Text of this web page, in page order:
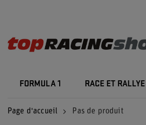
FORMULA 1 RACE ET RALLYE
Page d'accueil Pas de produit